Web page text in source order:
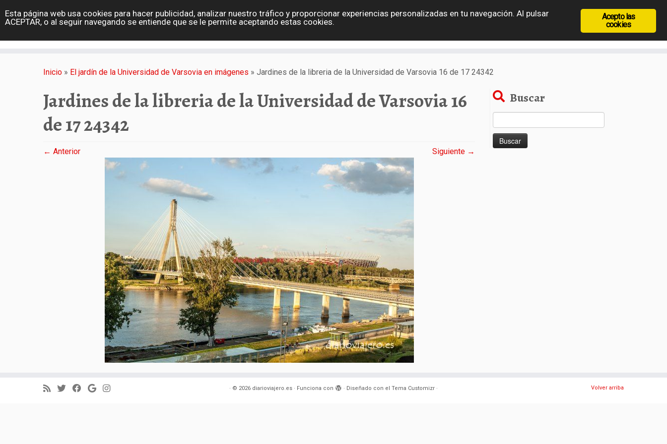
diarioviajero.es Portada Eslovaquia España Holanda Polonia Grecia Rep. Checa Hungría
Rumanía
Inicio » El jardín de la Universidad de Varsovia en imágenes » Jardines de la libreria de la Universidad de Varsovia 16 de 17 24342
Jardines de la libreria de la Universidad de Varsovia 16
de 17 24342
← Anterior Siguiente →
Buscar
· © 2026 diarioviajero.es · Funciona con · Diseñado con el Tema Customizr · Volver arriba
Acepto las
cookies
Esta página web usa cookies para hacer publicidad, analizar nuestro tráfico y proporcionar experiencias personalizadas en tu navegación. Al pulsar
ACEPTAR, o al seguir navegando se entiende que se le permite aceptando estas cookies.